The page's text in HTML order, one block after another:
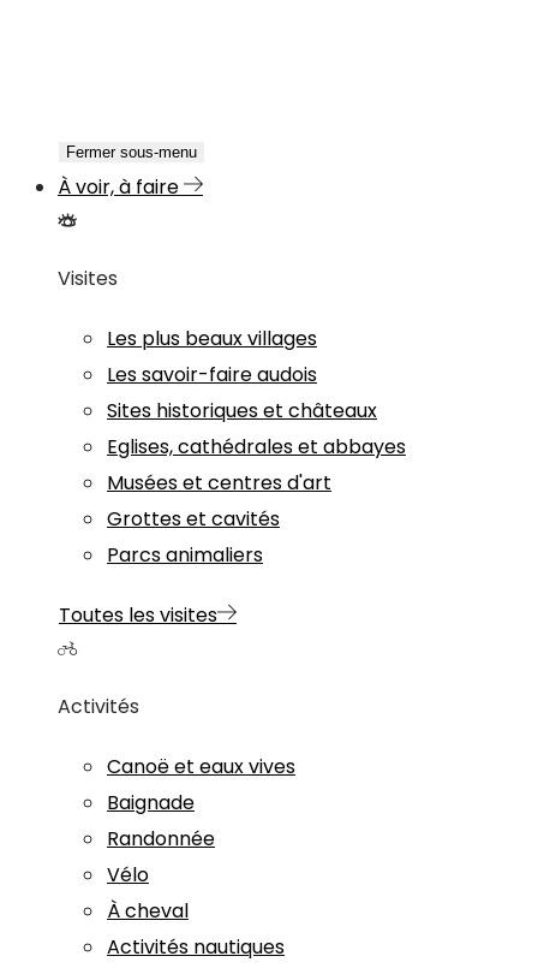
Fermer sous-menu
À voir, à faire
Visites
Les plus beaux villages
Les savoir-faire audois
Sites historiques et châteaux
Eglises, cathédrales et abbayes
Musées et centres d'art
Grottes et cavités
Parcs animaliers
Toutes les visites
Activités
Canoë et eaux vives
Baignade
Randonnée
Vélo
À cheval
Activités nautiques